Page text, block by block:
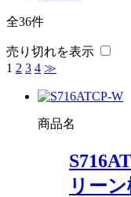
全36件
売り切れを表示
1 2 3 4 ≫
商品名
リー